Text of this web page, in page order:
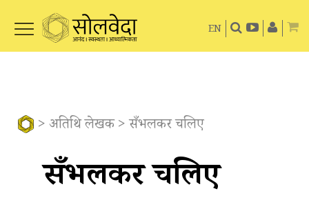
EN
>अतिथि लेखक> सँभलकर चलिए
सँभलकर चलिए